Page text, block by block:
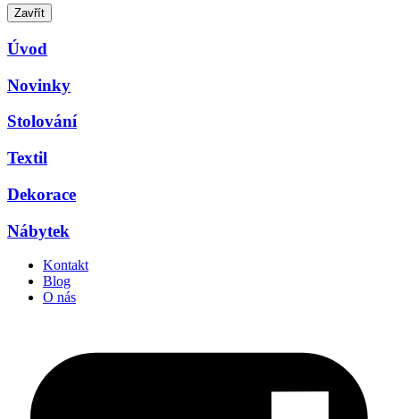
Zavřít
Úvod
Novinky
Stolování
Textil
Dekorace
Nábytek
Kontakt
Blog
O nás